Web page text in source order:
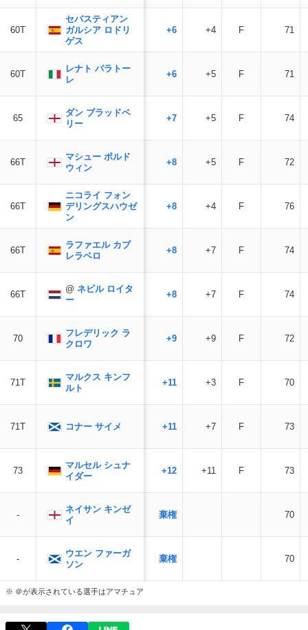
60T
セバスティアン
ガルシア ロドリ
ゲス
60T
レナト パラトー
レ
65
ダン ブラッドベ
リー
66T
マシュー ボルド
ウィン
66T
ニコライ フォン
デリングスハウゼ
ン
66T
ラファエル カブ
レラベロ
66T
@ ネビル ロイタ
ー
70
フレデリック ラ
クロワ
71T
マルクス キンフ
ルト
71T コナー サイメ
73
マルセル シュナ
イダー
-
ネイサン キンゼ
イ
-
ウエン ファーガ
ソン
+6 +4 F 71
+6 +5 F 71
+7 +5 F 74
+8 +5 F 72
+8 +4 F 76
+8 +7 F 74
+8 +7 F 74
+9 +9 F 72
+11 +3 F 70
+11 +7 F 73
+12 +11 F 73
棄権 70
棄権 70
※ ＠が表示されている選手はアマチュア